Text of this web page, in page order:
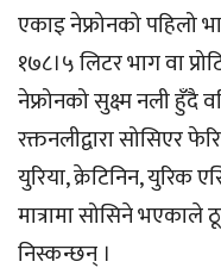
एकाइ नेफ्रोनको पहिलो
१७८।५ लिटर भाग वा
नेफ्रोनको सुक्ष्म नली हुँदै
रक्तनलीद्वारा सोसिएर
युरिया, क्रेटिनिन, युरिक
मात्रामा सोसिने भएकाले
निस्कन्छन् ।